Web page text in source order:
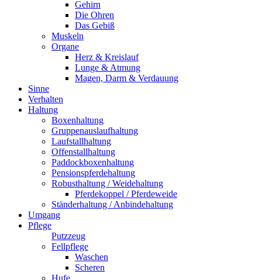
Gehirn
Die Ohren
Das Gebiß
Muskeln
Organe
Herz & Kreislauf
Lunge & Atmung
Magen, Darm & Verdauung
Sinne
Verhalten
Haltung
Boxenhaltung
Gruppenauslaufhaltung
Laufstallhaltung
Offenstallhaltung
Paddockboxenhaltung
Pensionspferdehaltung
Robusthaltung / Weidehaltung
Pferdekoppel / Pferdeweide
Ständerhaltung / Anbindehaltung
Umgang
Pflege
Putzzeug
Fellpflege
Waschen
Scheren